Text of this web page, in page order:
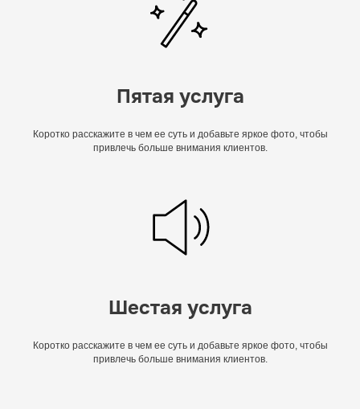
Пятая услуга
Коротко расскажите в чем ее суть и добавьте яркое фото, чтобы
привлечь больше внимания клиентов.
Шестая услуга
Коротко расскажите в чем ее суть и добавьте яркое фото, чтобы
привлечь больше внимания клиентов.